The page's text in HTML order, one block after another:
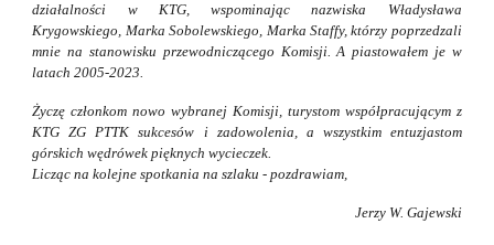
działalności w KTG, wspominając nazwiska Władysława
Krygowskiego, Marka Sobolewskiego, Marka Staffy, którzy poprzedzali
mnie na stanowisku przewodniczącego Komisji. A piastowałem je w
latach 2005-2023.
Życzę członkom nowo wybranej Komisji, turystom współpracującym z
KTG ZG PTTK sukcesów i zadowolenia, a wszystkim entuzjastom
górskich wędrówek pięknych wycieczek.
Licząc na kolejne spotkania na szlaku - pozdrawiam,
Jerzy W. Gajewski